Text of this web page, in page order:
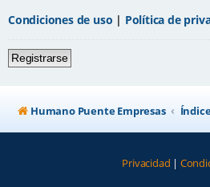
Condiciones de uso | Política de
Registrarse
Humano Puente Empresas
Privacidad |